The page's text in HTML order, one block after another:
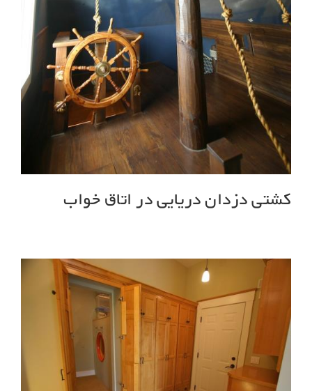
کشتی دزدان دریایی در اتاق خواب